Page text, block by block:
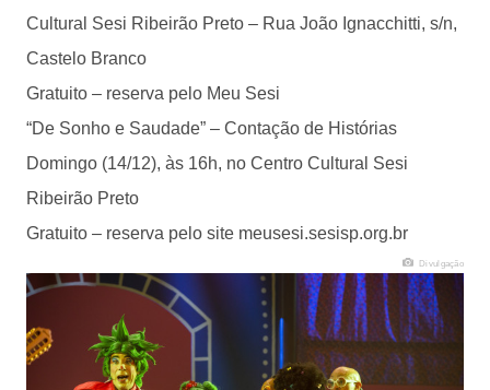
Cultural Sesi Ribeirão Preto – Rua João Ignacchitti, s/n,
Castelo Branco
Gratuito – reserva pelo Meu Sesi
“De Sonho e Saudade” – Contação de Histórias
Domingo (14/12), às 16h, no Centro Cultural Sesi
Ribeirão Preto
Gratuito – reserva pelo site meusesi.sesisp.org.br
Divulgação